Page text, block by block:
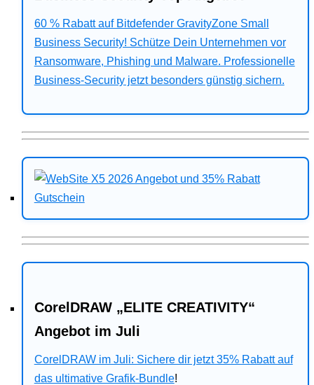
60 % Rabatt auf Bitdefender GravityZone Small
Business Security! Schütze Dein Unternehmen vor
Ransomware, Phishing und Malware. Professionelle
Business-Security jetzt besonders günstig sichern.
CorelDRAW „ELITE CREATIVITY“
Angebot im Juli
CorelDRAW im Juli: Sichere dir jetzt 35% Rabatt auf
das ultimative Grafik-Bundle!